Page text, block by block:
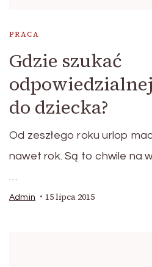
PRACA
Gdzie szukać
do dziecka?
Od zeszłego roku urlop
nawet rok. Są to chwile na
…
Admin 15 lipca 2015